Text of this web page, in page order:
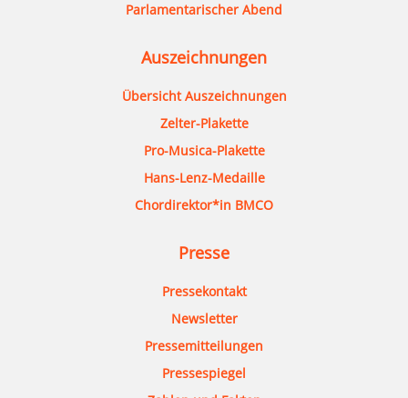
Parlamentarischer Abend
Auszeichnungen
Übersicht Auszeichnungen
Zelter-Plakette
Pro-Musica-Plakette
Hans-Lenz-Medaille
Chordirektor*in BMCO
Presse
Pressekontakt
Newsletter
Pressemitteilungen
Pressespiegel